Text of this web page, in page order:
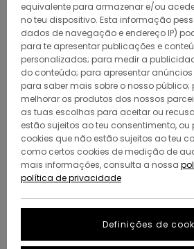
equivalente para armazenar e/ou
no teu dispositivo. Esta informação
dados de navegação e endereço IP)
para te apresentar publicações e
personalizados; para medir a
do conteúdo; para apresentar
para saber mais sobre o nosso público;
melhorar os produtos dos nossos
as tuas escolhas para aceitar ou
estão sujeitos ao teu consentimento, ou
cookies que não estão sujeitos ao teu
como certos cookies de medição de
mais informações, consulta a nossa
política de privacidade
Definições de